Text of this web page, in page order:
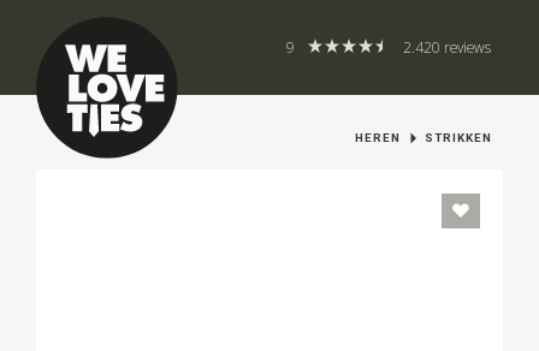
9 2.420 reviews
HEREN STRIKKEN